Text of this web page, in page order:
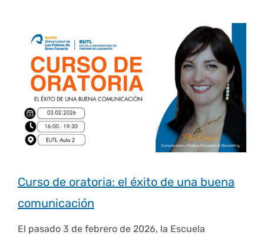
Curso de oratoria: el éxito de una buena
comunicación
El pasado 3 de febrero de 2026, la Escuela